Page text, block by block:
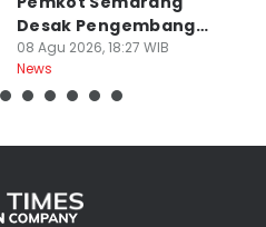
Desak Pengembang
Serahkan PSU
08 Agu 2026, 18:27 WIB
News